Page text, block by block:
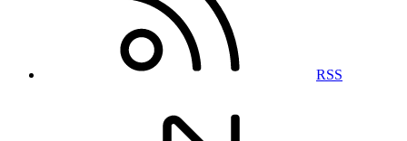
RSS